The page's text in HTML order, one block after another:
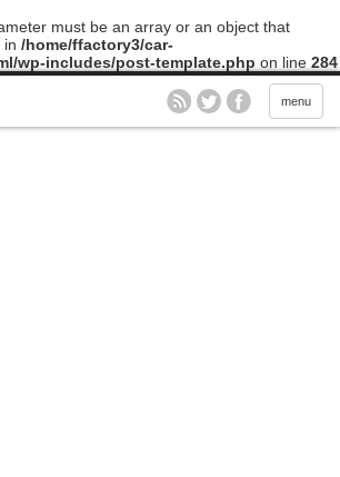
must be an array or an object that
in /home/ffactory3/car-
wp-includes/post-template.php on line 284
menu